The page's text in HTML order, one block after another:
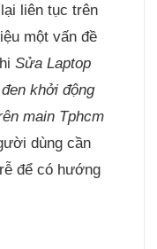
liên tục trên
một vấn đề
Sửa Laptop
khởi động
main Tphcm
dùng cần
để có hướng